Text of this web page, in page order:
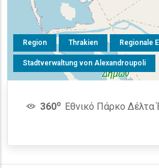
Region Thrakien Regionale
Stadtverwaltung von Alexandroupoli
360o Εθνικό Πάρκο Δέλτα